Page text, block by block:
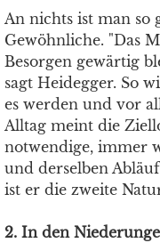
An nichts ist man so
Gewöhnliche. "Das
Besorgen gewärtig
sagt Heidegger. So
es werden und vor
Alltag meint die
notwendige, immer
und derselben
ist er die zweite
2. In den